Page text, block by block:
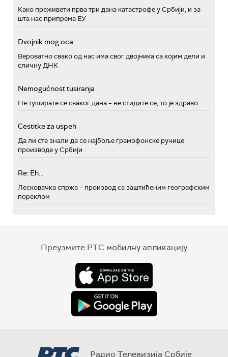
Како преживети прва три дана катастрофе у Србији, и за
шта нас припрема ЕУ
Dvojnik mog oca
Вероватно свако од нас има свог двојника са којим дели и
сличну ДНК
Nemogućnost tusiranja
Не туширате се сваког дана – не стидите се, то је здраво
Cestitke za uspeh
Да ли сте знали да се најбоље грамофонске ручице
производе у Србији
Re: Eh...
Лесковачка спржа – производ са заштићеним географским
пореклом
Преузмите РТС мобилну апликацију
Радио Телевизија Србије